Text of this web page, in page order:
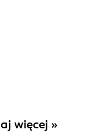
więcej »